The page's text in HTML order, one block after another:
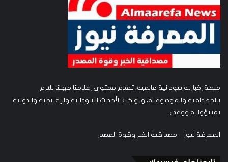
منصة إخبارية سودانية عالمية، تقدم محتوى إعلاميًا مهنيًا يلتزم
بالمصداقية والموضوعية، ويواكب الأحداث السودانية والإقليمية والدولية
بمسؤولية ووعي.
المعرفة نيوز – مصداقية الخبر وقوة المصدر